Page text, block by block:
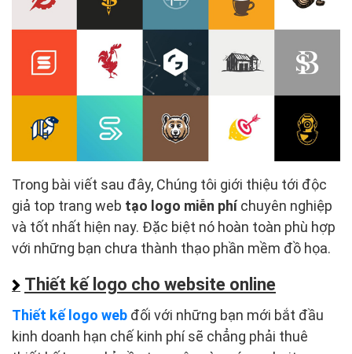
Trong bài viết sau đây, Chúng tôi giới thiệu tới độc
giả top trang web tạo logo miễn phíchuyên nghiệp
và tốt nhất hiện nay. Đặc biệt nó hoàn toàn phù hợp
với những bạn chưa thành thạo phần mềm đồ họa.
Thiết kế logo cho website online
Thiết kế logo web đối với những bạn mới bắt đầu
kinh doanh hạn chế kinh phí sẽ chẳng phải thuê